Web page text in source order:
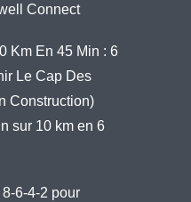
Connect
Km En 45 Min : 6
Le Cap Des
Construction)
sur 10 km en 6
6-4-2 pour